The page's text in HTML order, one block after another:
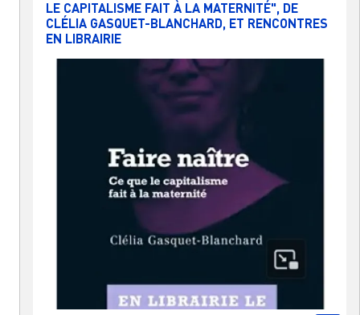
LE CAPITALISME FAIT À LA MATERNITÉ", DE
CLÉLIA GASQUET-BLANCHARD, ET RENCONTRES
EN LIBRAIRIE